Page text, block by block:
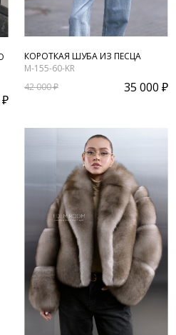
КОРОТКАЯ ШУБА ИЗ ПЕСЦА
M-155-60-KR
42 000 ₽
35 000 ₽